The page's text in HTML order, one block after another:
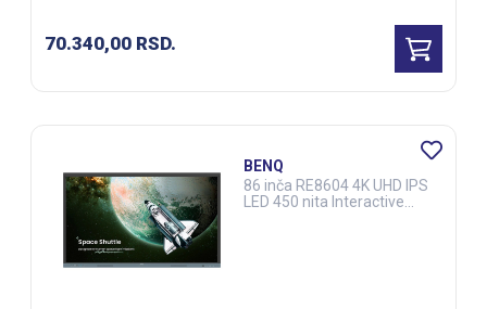
70.340,00 RSD.
BENQ
86 inča RE8604 4K UHD IPS
LED 450 nita Interactive